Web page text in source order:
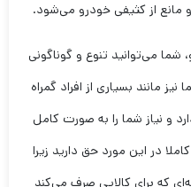
مانع از کثیفی خودرو می‌شود.
شما می‌توانید تنوع و گوناگونی
مانند بسیاری از افراد گمراه
و نیاز شما را به صورت کامل
در این مورد حق دارید زیرا
که برای کالایی صرف می‌کند